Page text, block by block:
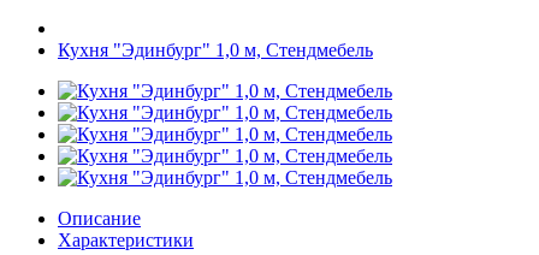
Кухня "Эдинбург" 1,0 м, Стендмебель
Описание
Характеристики